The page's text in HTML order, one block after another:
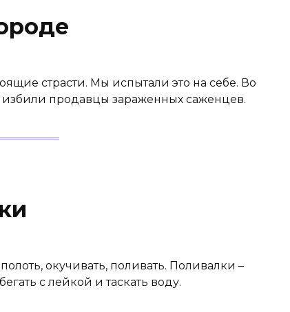
страсти. Мы испытали это на себе. Во
продавцы зараженных саженцев.
окучивать, поливать. Поливалки –
с лейкой и таскать воду.